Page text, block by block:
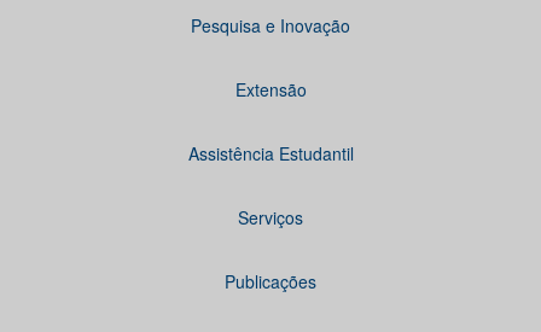
Pesquisa e Inovação
Extensão
Assistência Estudantil
Serviços
Publicações